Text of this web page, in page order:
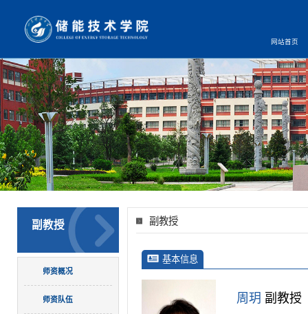
网站首页
副教授
师资概况
师资队伍
副教授
基本信息
周玥 副教授